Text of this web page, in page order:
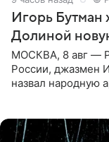
Игорь Бутман
Долиной
МОСКВА, 8 авг —
России, джазмен
назвал народную